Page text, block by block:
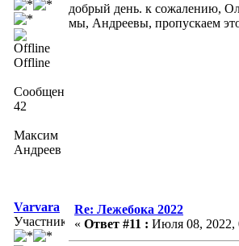
Offline
Сообщений:
42
Максим
Андреев
добрый день. к сожалению,
мы, Андреевы, пропускаем
Varvara
Участник
Re: Лежебока 2022
« Ответ #11 : Июля 08, 2022,